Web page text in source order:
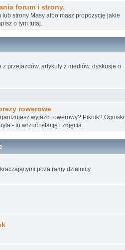
forum i strony.
lub strony Masy albo masz propozycję jakie
o tym tutaj.
przejazdów, artykuły z mediów, dyskusje o
rowerowe
wyjazd rowerowy? Piknik?
- tu wrzuć relację i zdjęcia.
poza ramy dzielnicy.